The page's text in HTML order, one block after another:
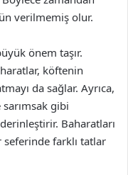
verilmemiş olur.
önem taşır.
köftenin
da sağlar. Ayrıca,
gibi
Baharatları
farklı tatlar